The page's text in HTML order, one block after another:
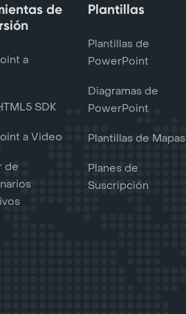
de
a
SDK
a Video
de
Plantillas
Plantillas de
PowerPoint
Diagramas de
PowerPoint
Plantillas de Mapas
Planes de
Suscripción